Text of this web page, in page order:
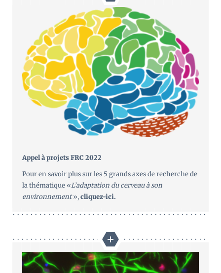
Appel à projets FRC 2022
Pour en savoir plus sur les 5 grands axes de recherche de
la thématique «L’adaptation du cerveau à son
environnement»,cliquez-ici.